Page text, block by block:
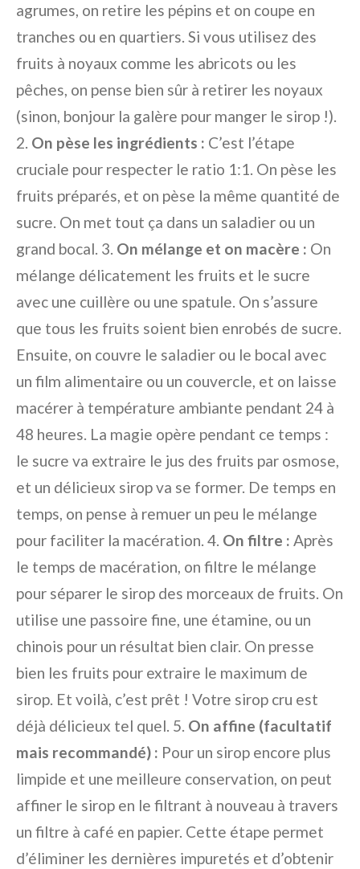
agrumes, on retire les pépins et on coupe en
tranches ou en quartiers. Si vous utilisez des
fruits à noyaux comme les abricots ou les
pêches, on pense bien sûr à retirer les noyaux
(sinon, bonjour la galère pour manger le sirop !).
2. On pèse les ingrédients : C’est l’étape
cruciale pour respecter le ratio 1:1. On pèse les
fruits préparés, et on pèse la même quantité de
sucre. On met tout ça dans un saladier ou un
grand bocal. 3. On mélange et on macère : On
mélange délicatement les fruits et le sucre
avec une cuillère ou une spatule. On s’assure
que tous les fruits soient bien enrobés de sucre.
Ensuite, on couvre le saladier ou le bocal avec
un film alimentaire ou un couvercle, et on laisse
macérer à température ambiante pendant 24 à
48 heures. La magie opère pendant ce temps :
le sucre va extraire le jus des fruits par osmose,
et un délicieux sirop va se former. De temps en
temps, on pense à remuer un peu le mélange
pour faciliter la macération. 4. On filtre : Après
le temps de macération, on filtre le mélange
pour séparer le sirop des morceaux de fruits. On
utilise une passoire fine, une étamine, ou un
chinois pour un résultat bien clair. On presse
bien les fruits pour extraire le maximum de
sirop. Et voilà, c’est prêt ! Votre sirop cru est
déjà délicieux tel quel. 5. On affine (facultatif
mais recommandé) : Pour un sirop encore plus
limpide et une meilleure conservation, on peut
affiner le sirop en le filtrant à nouveau à travers
un filtre à café en papier. Cette étape permet
d’éliminer les dernières impuretés et d’obtenir